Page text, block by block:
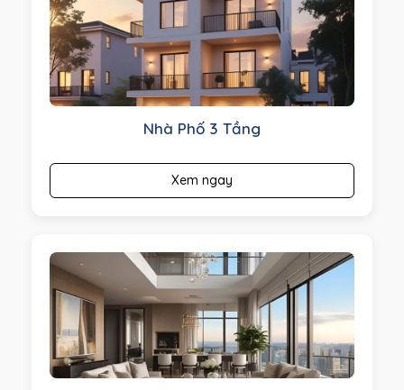
Nhà Phố 3 Tầng
Xem ngay